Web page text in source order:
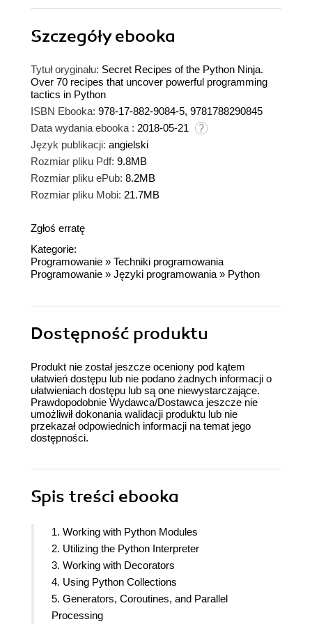
Szczegółyebooka
Tytuł oryginału: Secret Recipes of the Python Ninja.
Over 70 recipes that uncover powerful programming
tactics in Python
ISBN Ebooka: 978-17-882-9084-5, 9781788290845
Data wydania ebooka : 2018-05-21
Język publikacji: angielski
Rozmiar pliku Pdf: 9.8MB
Rozmiar pliku ePub: 8.2MB
Rozmiar pliku Mobi: 21.7MB
Zgłoś erratę
Kategorie:
Programowanie » Techniki programowania
Programowanie » Języki programowania » Python
Dostępność produktu
Produkt nie został jeszcze oceniony pod kątem
ułatwień dostępu lub nie podano żadnych informacji o
ułatwieniach dostępu lub są one niewystarczające.
Prawdopodobnie Wydawca/Dostawca jeszcze nie
umożliwił dokonania walidacji produktu lub nie
przekazał odpowiednich informacji na temat jego
dostępności.
Spis treści ebooka
1. Working with Python Modules
2. Utilizing the Python Interpreter
3. Working with Decorators
4. Using Python Collections
5. Generators, Coroutines, and Parallel
Processing